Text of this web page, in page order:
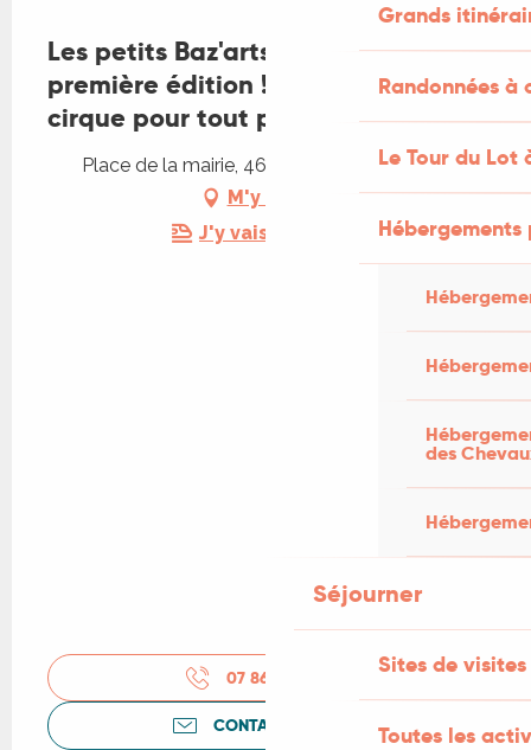
Grands
Randonnées
Le Tour du Lot
des
Séjourner
Sites de visites
Toutes les
Les petits Baz'arts sur la place,
première édition ! Spectacles de
cirque pour tout public.
Place de la mairie, 46240 Cœur de Causse
M'y rendre
J'y vais en train !
07 86 15 93
CONTACTEZ-NOUS